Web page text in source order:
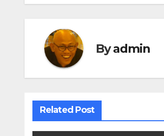
Byadmin
Related Post